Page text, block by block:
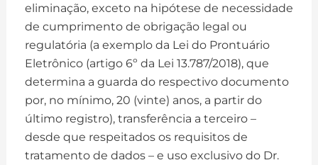
eliminação, exceto na hipótese de necessidade
de cumprimento de obrigação legal ou
regulatória (a exemplo da Lei do Prontuário
Eletrônico (artigo 6º da Lei 13.787/2018), que
determina a guarda do respectivo documento
por, no mínimo, 20 (vinte) anos, a partir do
último registro), transferência a terceiro –
desde que respeitados os requisitos de
tratamento de dados – e uso exclusivo do Dr.